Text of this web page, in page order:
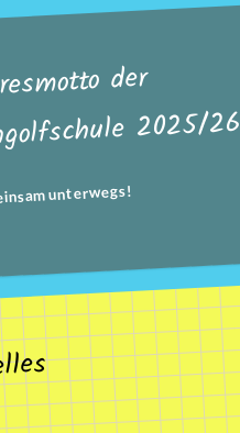
der
2025/26
unterwegs!